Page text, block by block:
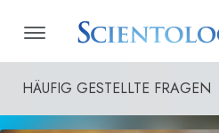
HÄUFIG GESTELLTE FRAGEN